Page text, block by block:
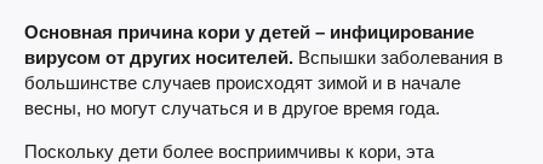
Основная причина кори у детей – инфицирование
вирусом от других носителей. Вспышки заболевания в
большинстве случаев происходят зимой и в начале
весны, но могут случаться и в другое время года.
Поскольку дети более восприимчивы к кори, эта